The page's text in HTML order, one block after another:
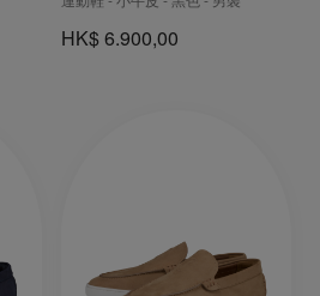
HK$ 6.900,00